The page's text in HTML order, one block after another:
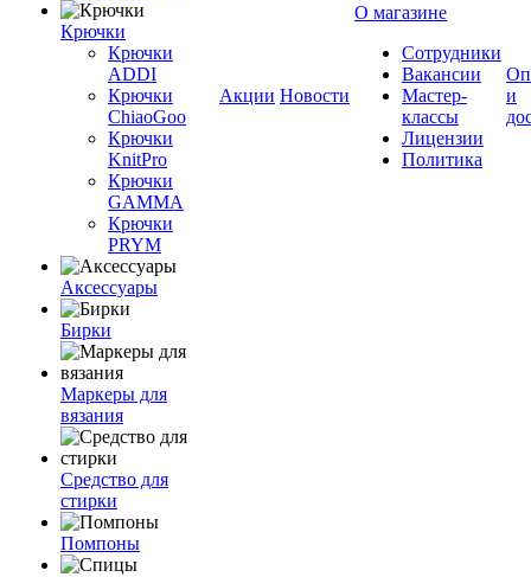
Крючки
Крючки
ADDI
Крючки
ChiaoGoo
Крючки
KnitPro
Крючки
GAMMA
Крючки
PRYM
Аксессуары
Бирки
Маркеры для
вязания
Средство для
стирки
Помпоны
Акции Новости
О магазине
Сотрудники
Вакансии
Мастер-
классы
Лицензии
Политика
и